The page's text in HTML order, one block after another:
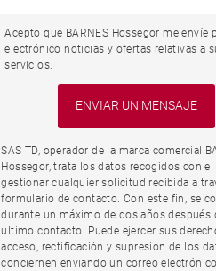
Acepto que BARNES Hossegor me envíe
electrónico noticias y ofertas relativas a
servicios.
SAS TD, operador de la marca comercial
Hossegor, trata los datos recogidos con
gestionar cualquier solicitud recibida a
formulario de contacto. Con este fin, se
durante un máximo de dos años después
último contacto. Puede ejercer sus
acceso, rectificación y supresión de los
conciernen enviando un correo